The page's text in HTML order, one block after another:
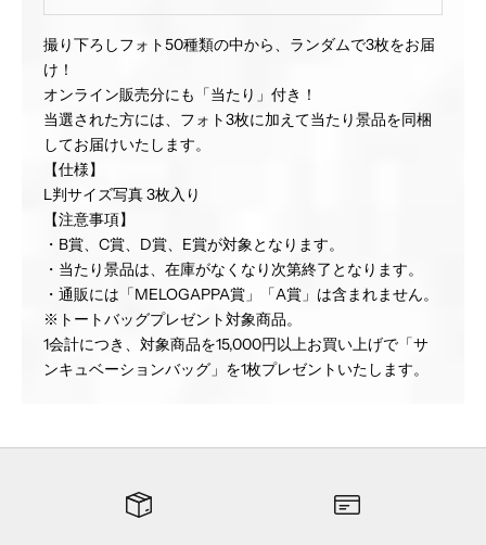
撮り下ろしフォト50種類の中から、ランダムで3枚をお届
け！
オンライン販売分にも「当たり」付き！
当選された方には、フォト3枚に加えて当たり景品を同梱
してお届けいたします。
【仕様】
L判サイズ写真 3枚入り
【注意事項】
・B賞、C賞、D賞、E賞が対象となります。
・当たり景品は、在庫がなくなり次第終了となります。
・通販には「MELOGAPPA賞」「A賞」は含まれません。
※トートバッグプレゼント対象商品。
1会計につき、対象商品を15,000円以上お買い上げで「サ
ンキュベーションバッグ」を1枚プレゼントいたします。